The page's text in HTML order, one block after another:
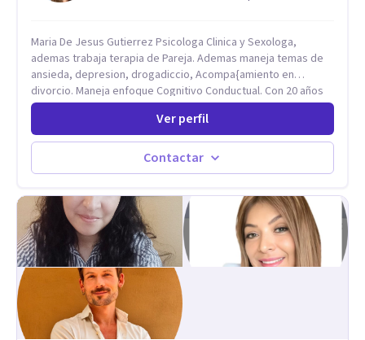
Maria De Jesus Gutierrez Psicologa Clinica y Sexologa,
ademas trabaja terapia de Pareja. Ademas maneja temas de
ansieda, depresion, drogadiccio, Acompa{amiento en
divorcio. Maneja enfoque Cognitivo Conductual. Con 20 años
de experiencia, constantemente capacitandose en las
diferntes areas de la Salud Mental.
Ver perfil
Contactar